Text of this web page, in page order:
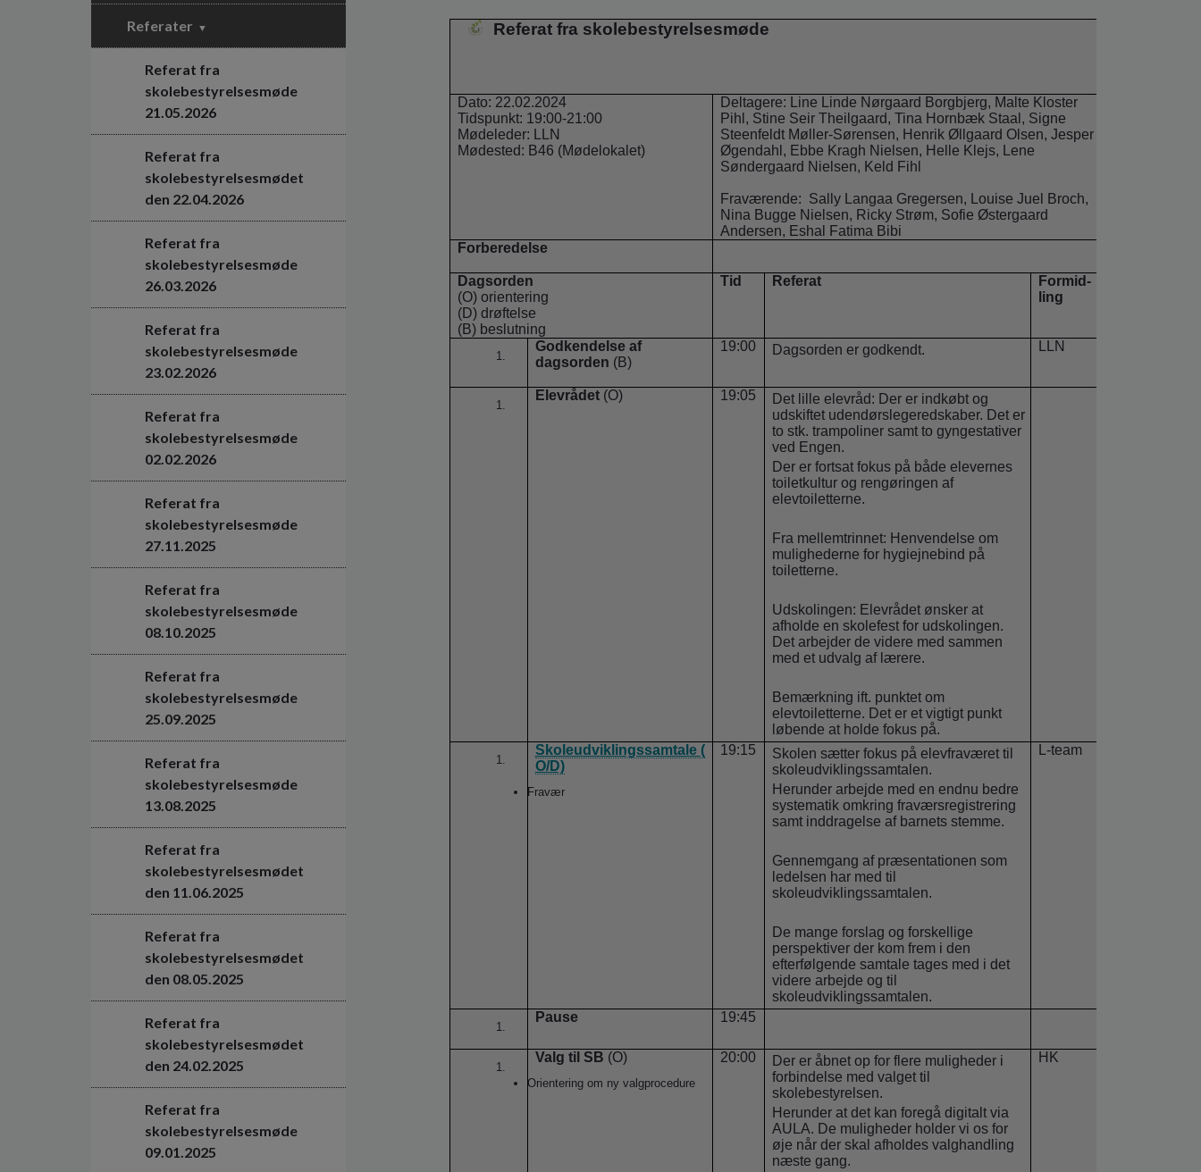
Referater
Referat fra
skolebestyrelsesmøde
21.05.2026
Referat fra
skolebestyrelsesmødet
den 22.04.2026
Referat fra
skolebestyrelsesmøde
26.03.2026
Referat fra
skolebestyrelsesmøde
23.02.2026
Referat fra
skolebestyrelsesmøde
02.02.2026
Referat fra
skolebestyrelsesmøde
27.11.2025
Referat fra
skolebestyrelsesmøde
08.10.2025
Referat fra
skolebestyrelsesmøde
25.09.2025
Referat fra
skolebestyrelsesmøde
13.08.2025
Referat fra
skolebestyrelsesmødet
den 11.06.2025
Referat fra
skolebestyrelsesmødet
den 08.05.2025
Referat fra
skolebestyrelsesmødet
den 24.02.2025
Referat fra
skolebestyrelsesmøde
09.01.2025
Referat fra skolebestyrelsesmøde
Dato: 22.02.2024
Tidspunkt: 19:00-21:00
Mødeleder: LLN
Mødested: B46 (Mødelokalet)
Deltagere: Line Linde Nørgaard Borgbjerg, Malte Kloster
Pihl, Stine Seir Theilgaard, Tina Hornbæk Staal, Signe
Steenfeldt Møller-Sørensen, Henrik Øllgaard Olsen, Jesper
Øgendahl, Ebbe Kragh Nielsen, Helle Klejs, Lene
Søndergaard Nielsen, Keld Fihl
Fraværende: Sally Langaa Gregersen, Louise Juel Broch,
Nina Bugge Nielsen, Ricky Strøm, Sofie Østergaard
Andersen, Eshal Fatima Bibi
Forberedelse
Dagsorden
(O) orientering
(D) drøftelse
(B) beslutning
Tid Referat
Formid-
ling
Godkendelse af
dagsorden (B)
19:00 Dagsorden er godkendt. LLN
Elevrådet (O) 19:05
Det lille elevråd: Der er indkøbt og
udskiftet udendørslegeredskaber. Det er
to stk. trampoliner samt to gyngestativer
ved Engen.
Der er fortsat fokus på både elevernes
toiletkultur og rengøringen af
elevtoiletterne.
Fra mellemtrinnet: Henvendelse om
mulighederne for hygiejnebind på
toiletterne.
Udskolingen: Elevrådet ønsker at
afholde en skolefest for udskolingen.
Det arbejder de videre med sammen
med et udvalg af lærere.
Bemærkning ift. punktet om
elevtoiletterne. Det er et vigtigt punkt
løbende at holde fokus på.
Skoleudviklingssamtale (
O/D)
Fravær
19:15
Skolen sætter fokus på elevfraværet til
skoleudviklingssamtalen.
Herunder arbejde med en endnu bedre
systematik omkring fraværsregistrering
samt inddragelse af barnets stemme.
Gennemgang af præsentationen som
ledelsen har med til
skoleudviklingssamtalen.
De mange forslag og forskellige
perspektiver der kom frem i den
efterfølgende samtale tages med i det
videre arbejde og til
skoleudviklingssamtalen.
L-team
Pause 19:45
Valg til SB (O)
Orientering om ny valgprocedure
20:00
Der er åbnet op for flere muligheder i
forbindelse med valget til
skolebestyrelsen.
Herunder at det kan foregå digitalt via
AULA. De muligheder holder vi os for
øje når der skal afholdes valghandling
næste gang.
HK